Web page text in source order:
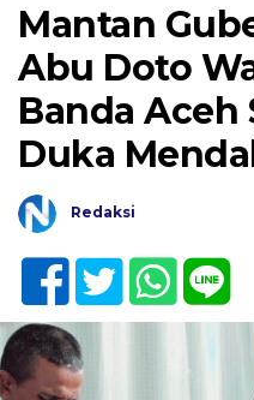
Mantan
Abu Doto
Banda Aceh
Duka
Redaksi